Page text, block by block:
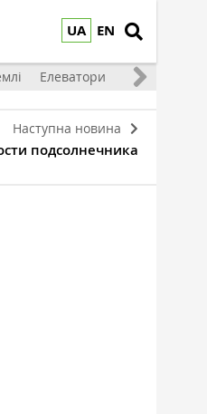
UA EN
Елеватори Тваринництво
Наступна новина
подсолнечника